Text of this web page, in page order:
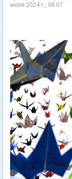
июля 2024 г., 08:07